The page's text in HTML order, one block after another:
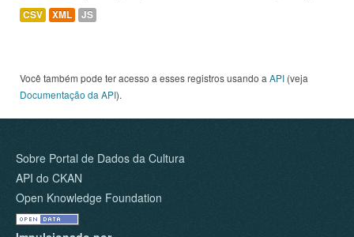
CSV XML JS
Você também pode ter acesso a esses registros usando a API (veja
Documentação da API).
Sobre Portal de Dados da Cultura
API do CKAN
Open Knowledge Foundation